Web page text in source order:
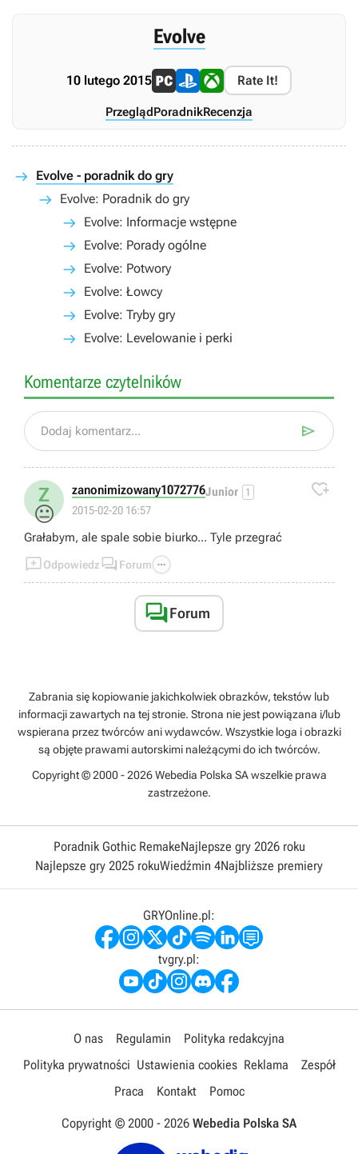
Evolve
10 lutego 2015 Rate It!
PrzeglądPoradnikRecenzja
Evolve - poradnik do gry
Evolve: Poradnik do gry
Evolve: Informacje wstępne
Evolve: Porady ogólne
Evolve: Potwory
Evolve: Łowcy
Evolve: Tryby gry
Evolve: Levelowanie i perki
Komentarze czytelników
Dodaj komentarz... 
Z
😐
zanonimizowany1072776Junior 1
2015-02-20 16:57

Grałabym, ale spale sobie biurko... Tyle przegrać
Odpowiedz  Forum 
Forum
Zabrania się kopiowanie jakichkolwiek obrazków, tekstów lub
informacji zawartych na tej stronie. Strona nie jest powiązana i/lub
wspierana przez twórców ani wydawców. Wszystkie loga i obrazki
są objęte prawami autorskimi należącymi do ich twórców.
Copyright © 2000 - 2026 Webedia Polska SA wszelkie prawa
zastrzeżone.
Poradnik Gothic RemakeNajlepsze gry 2026 roku
Najlepsze gry 2025 rokuWiedźmin 4Najbliższe premiery
GRYOnline.pl:
tvgry.pl:
O nas Regulamin
Polityka redakcyjna
Polityka prywatności Ustawienia cookies Reklama
Zespół
Praca
Kontakt Pomoc
Copyright © 2000 - 2026 Webedia Polska SA